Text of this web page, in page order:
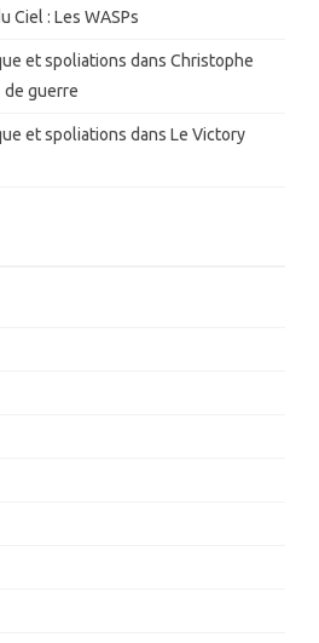
Ciel : Les WASPs
et spoliations dans Christophe
de guerre
et spoliations dans Le Victory